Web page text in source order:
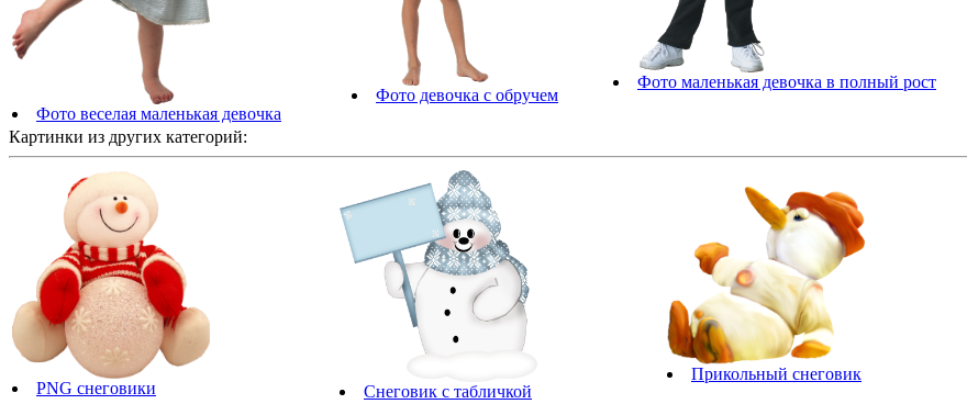
Фото веселая маленькая девочка
Фото девочка с обручем
Фото маленькая девочка в полный рост
Картинки из других категорий:
PNG снеговики Снеговик с табличкой
Прикольный снеговик